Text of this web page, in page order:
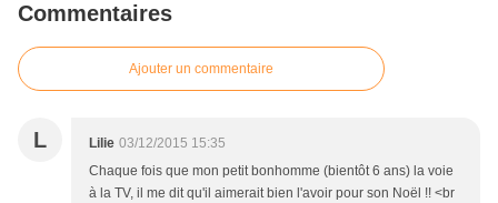
Commentaires
Ajouter un commentaire
L Lilie 03/12/2015 15:35
Chaque fois que mon petit bonhomme (bientôt 6 ans) la voie
à la TV, il me dit qu'il aimerait bien l'avoir pour son Noël !! <br